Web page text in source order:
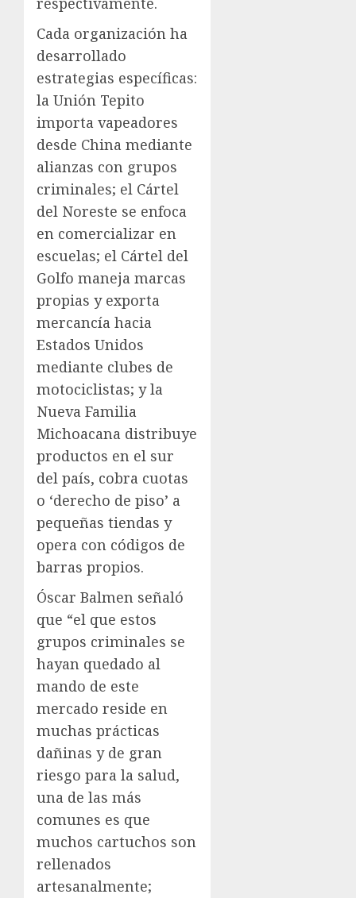
Cada organización ha
desarrollado
estrategias específicas:
la Unión Tepito
importa vapeadores
desde China mediante
alianzas con grupos
criminales; el Cártel
del Noreste se enfoca
en comercializar en
escuelas; el Cártel del
Golfo maneja marcas
propias y exporta
mercancía hacia
Estados Unidos
mediante clubes de
motociclistas; y la
Nueva Familia
Michoacana distribuye
productos en el sur
del país, cobra cuotas
o ‘derecho de piso’ a
pequeñas tiendas y
opera con códigos de
barras propios.
Óscar Balmen señaló
que “el que estos
grupos criminales se
hayan quedado al
mando de este
mercado reside en
muchas prácticas
dañinas y de gran
riesgo para la salud,
una de las más
comunes es que
muchos cartuchos son
rellenados
artesanalmente;